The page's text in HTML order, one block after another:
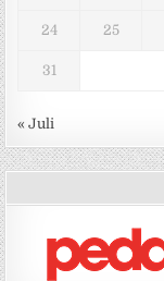
24 25
31
« Juli